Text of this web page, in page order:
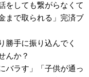
をしても繋がらなくて
まで取られる」完済ブ
勝手に振り込んでく
んか？
バラす」「子供が通っ